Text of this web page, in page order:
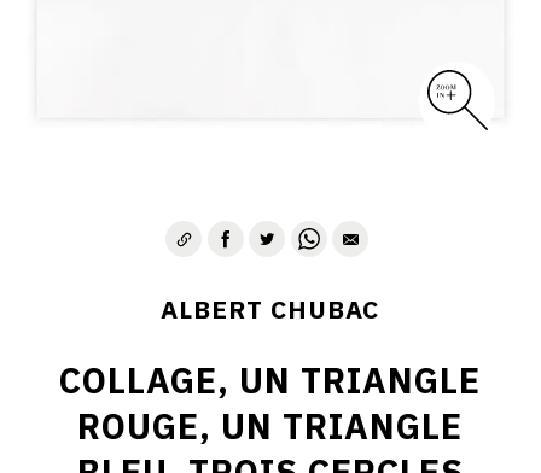
ALBERT CHUBAC
COLLAGE, UN TRIANGLE
ROUGE, UN TRIANGLE